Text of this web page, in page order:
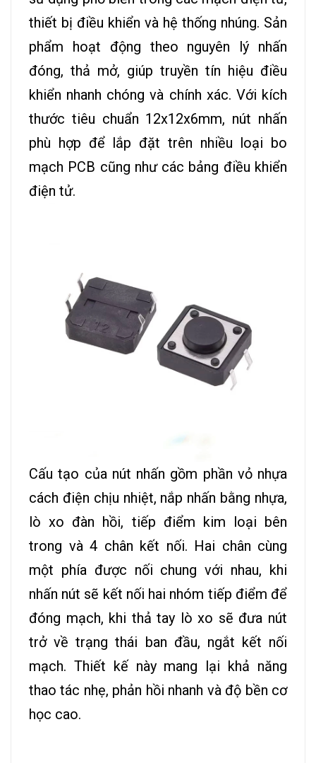
thiết bị điều khiển và hệ thống nhúng. Sản
phẩm hoạt động theo nguyên lý nhấn
đóng, thả mở, giúp truyền tín hiệu điều
khiển nhanh chóng và chính xác. Với kích
thước tiêu chuẩn 12x12x6mm, nút nhấn
phù hợp để lắp đặt trên nhiều loại bo
mạch PCB cũng như các bảng điều khiển
điện tử.
Cấu tạo của nút nhấn gồm phần vỏ nhựa
cách điện chịu nhiệt, nắp nhấn bằng nhựa,
lò xo đàn hồi, tiếp điểm kim loại bên
trong và 4 chân kết nối. Hai chân cùng
một phía được nối chung với nhau, khi
nhấn nút sẽ kết nối hai nhóm tiếp điểm để
đóng mạch, khi thả tay lò xo sẽ đưa nút
trở về trạng thái ban đầu, ngắt kết nối
mạch. Thiết kế này mang lại khả năng
thao tác nhẹ, phản hồi nhanh và độ bền cơ
học cao.